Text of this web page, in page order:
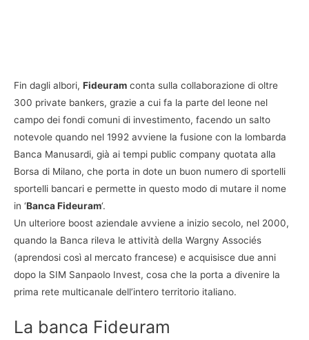
Fin dagli albori, Fideuram conta sulla collaborazione di oltre
300 private bankers, grazie a cui fa la parte del leone nel
campo dei fondi comuni di investimento, facendo un salto
notevole quando nel 1992 avviene la fusione con la lombarda
Banca Manusardi, già ai tempi public company quotata alla
Borsa di Milano, che porta in dote un buon numero di sportelli
sportelli bancari e permette in questo modo di mutare il nome
in ‘Banca Fideuram‘.
Un ulteriore boost aziendale avviene a inizio secolo, nel 2000,
quando la Banca rileva le attività della Wargny Associés
(aprendosi così al mercato francese) e acquisisce due anni
dopo la SIM Sanpaolo Invest, cosa che la porta a divenire la
prima rete multicanale dell’intero territorio italiano.
La banca Fideuram